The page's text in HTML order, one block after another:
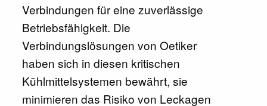
Verbindungen für eine zuverlässige
Betriebsfähigkeit. Die
Verbindungslösungen von Oetiker
haben sich in diesen kritischen
Kühlmittelsystemen bewährt, sie
minimieren das Risiko von Leckagen